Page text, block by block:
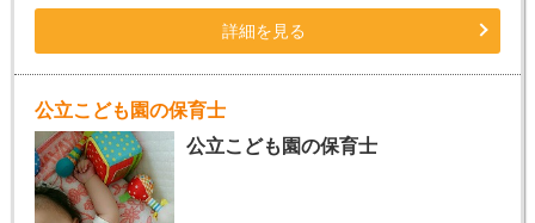
詳細を見る
公立こども園の保育士
公立こども園の保育士